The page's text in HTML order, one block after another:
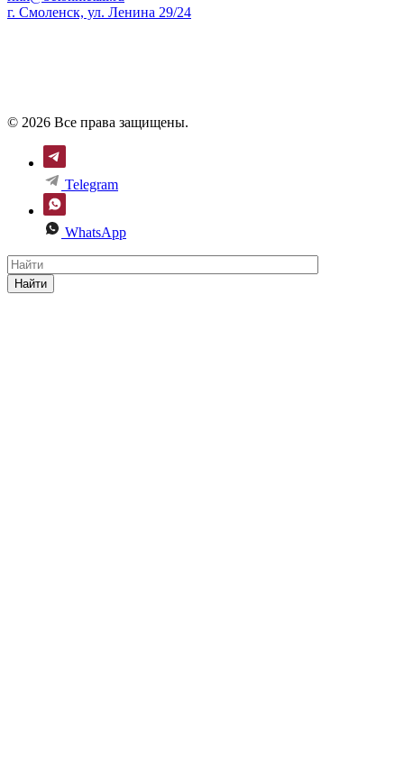
г. Смоленск, ул. Ленина 29/24
© 2026 Все права защищены.
Telegram
WhatsApp
Найти